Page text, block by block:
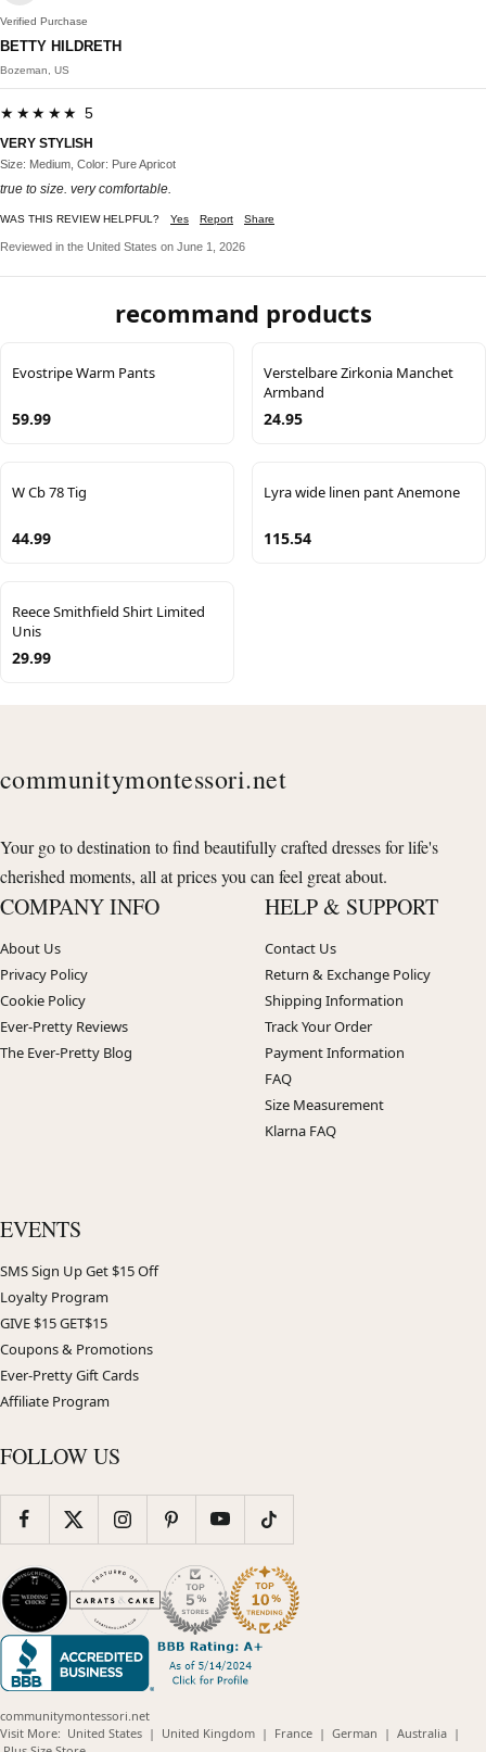
Verified Purchase
BETTY HILDRETH
Bozeman, US
★★★★★ 5
VERY STYLISH
Size: Medium, Color: Pure Apricot
true to size. very comfortable.
WAS THIS REVIEW HELPFUL? Yes Report Share
Reviewed in the United States on June 1, 2026
recommand products
Evostripe Warm Pants
59.99
Verstelbare Zirkonia Manchet
Armband
24.95
W Cb 78 Tig
44.99
Lyra wide linen pant Anemone
115.54
Reece Smithfield Shirt Limited
Unis
29.99
communitymontessori.net
Your go to destination to find beautifully crafted dresses for life's
cherished moments, all at prices you can feel great about.
COMPANY INFO
About Us
Privacy Policy
Cookie Policy
Ever-Pretty Reviews
The Ever-Pretty Blog
HELP & SUPPORT
Contact Us
Return & Exchange Policy
Shipping Information
Track Your Order
Payment Information
FAQ
Size Measurement
Klarna FAQ
EVENTS
SMS Sign Up Get $15 Off
Loyalty Program
GIVE $15 GET$15
Coupons & Promotions
Ever-Pretty Gift Cards
Affiliate Program
FOLLOW US
communitymontessori.net
Visit More: United States(opens
| United Kingdom(opens
| France(opens
| German (opens
| Australia(opens
|